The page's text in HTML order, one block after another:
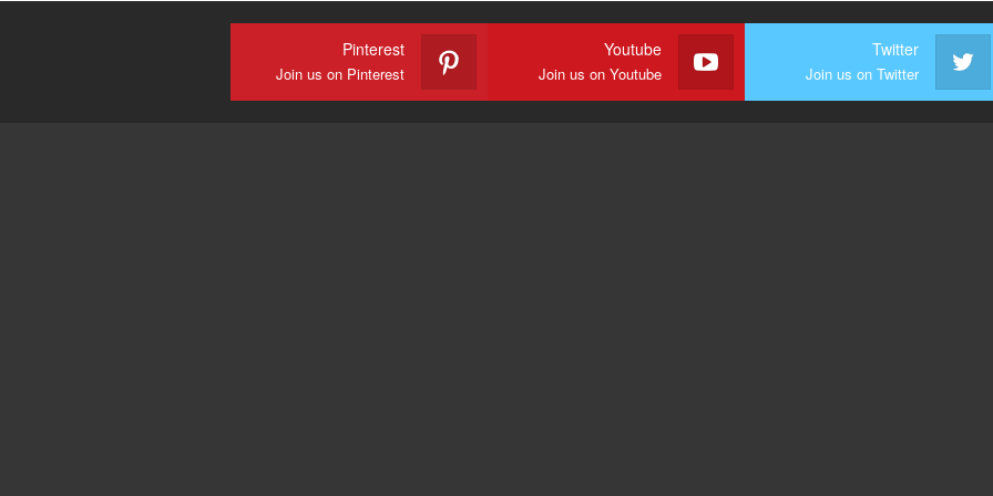
Twitter
Join us on Twitter
Youtube
Join us on Youtube
Pinterest
Join us on Pinterest